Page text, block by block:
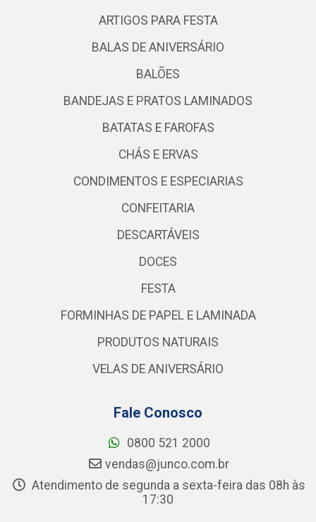
ARTIGOS PARA FESTA
BALAS DE ANIVERSÁRIO
BALÕES
BANDEJAS E PRATOS LAMINADOS
BATATAS E FAROFAS
CHÁS E ERVAS
CONDIMENTOS E ESPECIARIAS
CONFEITARIA
DESCARTÁVEIS
DOCES
FESTA
FORMINHAS DE PAPEL E LAMINADA
PRODUTOS NATURAIS
VELAS DE ANIVERSÁRIO
Fale Conosco
0800 521 2000
vendas@junco.com.br
Atendimento de segunda a sexta-feira das 08h às
17:30